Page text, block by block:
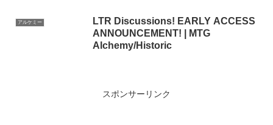
アルケミー
LTR Discussions! EARLY ACCESS
ANNOUNCEMENT! | MTG
Alchemy/Historic
スポンサーリンク